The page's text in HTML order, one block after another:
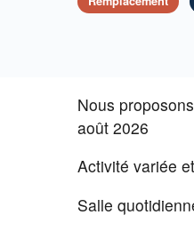
Nous
août 2026
Activité variée
Salle